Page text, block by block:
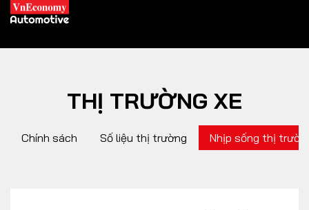
XE XANH
THỊ TRƯỜNG XE
Chính sách Số liệu thị trường Nhịp sống thị